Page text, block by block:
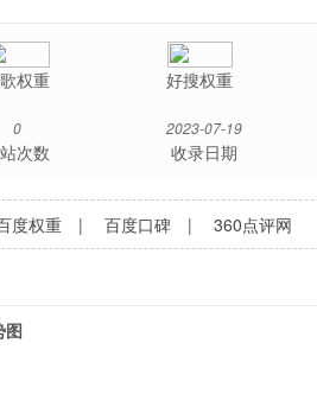
权重 好搜权重
0
次数
2023-07-19
收录日期
度权重 |百度口碑 |360点评网
图